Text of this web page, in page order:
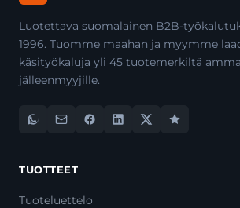
Luotettava suomalainen B2B-
1996. Tuomme maahan ja myymme
käsityökaluja yli 45 tuotemerkiltä
jälleenmyyjille.
TUOTTEET
Tuoteluettelo